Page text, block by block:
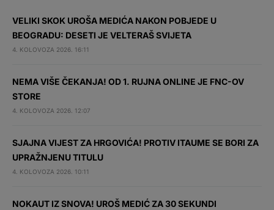
VELIKI SKOK UROŠA MEDIĆA NAKON POBJEDE U
BEOGRADU: DESETI JE VELTERAŠ SVIJETA
4. KOLOVOZA 2026. 16:11
NEMA VIŠE ČEKANJA! OD 1. RUJNA ONLINE JE FNC-OV
STORE
4. KOLOVOZA 2026. 12:07
SJAJNA VIJEST ZA HRGOVIĆA! PROTIV ITAUME SE BORI ZA
UPRAŽNJENU TITULU
4. KOLOVOZA 2026. 10:11
NOKAUT IZ SNOVA! UROŠ MEDIĆ ZA 30 SEKUNDI